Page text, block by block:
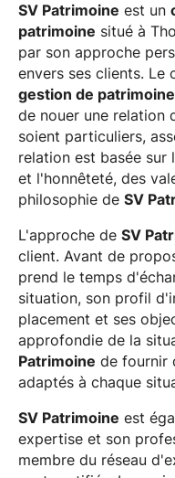
SV Patrimoine est un
patrimoine situé à
par son approche
envers ses clients. Le
gestion de patrimoine
de nouer une relation
soient particuliers,
relation est basée sur
et l'honnêteté, des
philosophie de SV
L'approche de SV
client. Avant de
prend le temps
situation, son profil
placement et ses
approfondie de la
Patrimoine de fournir
adaptés à chaque
SV Patrimoine est
expertise et son
membre du réseau